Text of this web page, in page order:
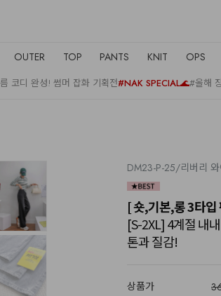
OUTER TOP PANTS KNIT OPS
코디 완성! 썸머 잡화 기획전#NAK SPECIAL🌊#올해
DM23-P-25/리버리
[ 숏,기본,롱 3타입
[S-2XL] 4계절 내
톤과 질감!
상품가